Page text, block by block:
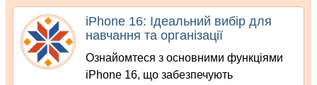
iPhone 16: Ідеальний вибір для
навчання та організації
Ознайомтеся з основними функціями
iPhone 16, що забезпечують